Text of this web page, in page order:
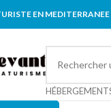
EN MEDITERRANEE